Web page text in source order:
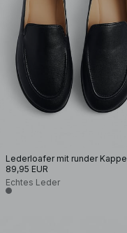
Lederloafer mit runder Kappe
89,95 EUR
Echtes Leder